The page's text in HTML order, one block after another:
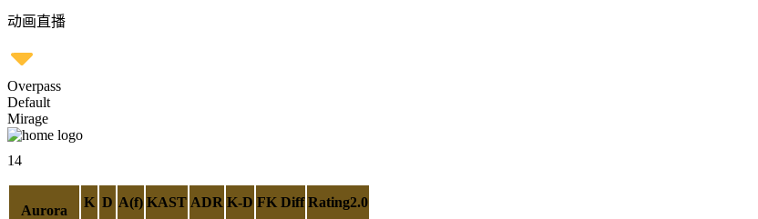
动画直播
Overpass
Default
Mirage
14
Aurora
K D A(f) KAST ADR K-D FK Diff Rating2.0